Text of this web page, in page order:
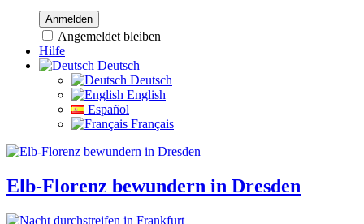
Anmelden
Angemeldet bleiben
Hilfe
Deutsch
Deutsch
English
Español
Français
Elb-Florenz bewundern in Dresden